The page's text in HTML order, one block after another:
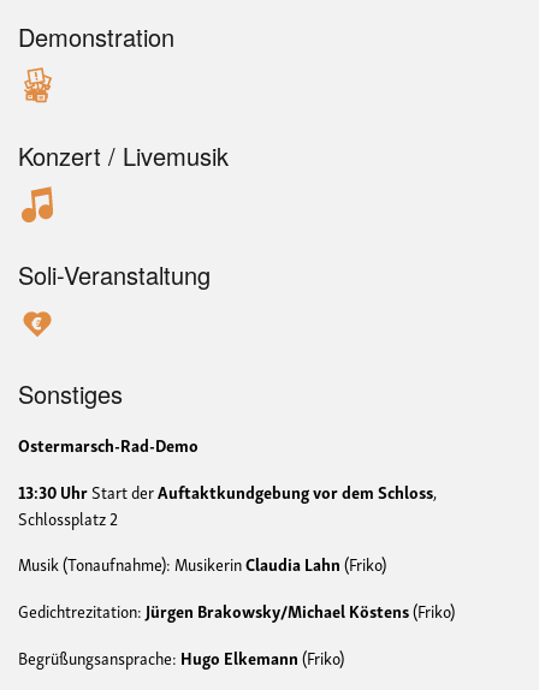
Demonstration
Konzert / Livemusik
Soli-Veranstaltung
Sonstiges
Ostermarsch-Rad-Demo
13:30 UhrStart derAuftaktkundgebung vor dem Schloss,
Schlossplatz 2
Musik (Tonaufnahme): MusikerinClaudia Lahn(Friko)
Gedichtrezitation: Jürgen Brakowsky/Michael Köstens(Friko)
Begrüßungsansprache: Hugo Elkemann(Friko)